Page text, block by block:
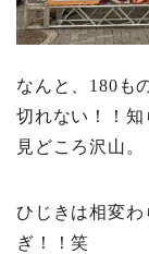
なんと、180も
切れない！！
見どころ沢山。
ひじきは相変
ぎ！！笑